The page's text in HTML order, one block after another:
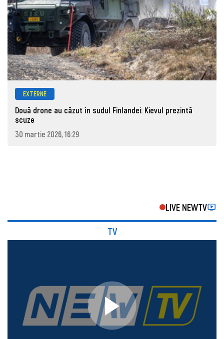
EXTERNE
Două drone au căzut în sudul Finlandei: Kievul prezintă
scuze
30 martie 2026, 16:29
LIVE NEWTV
TV